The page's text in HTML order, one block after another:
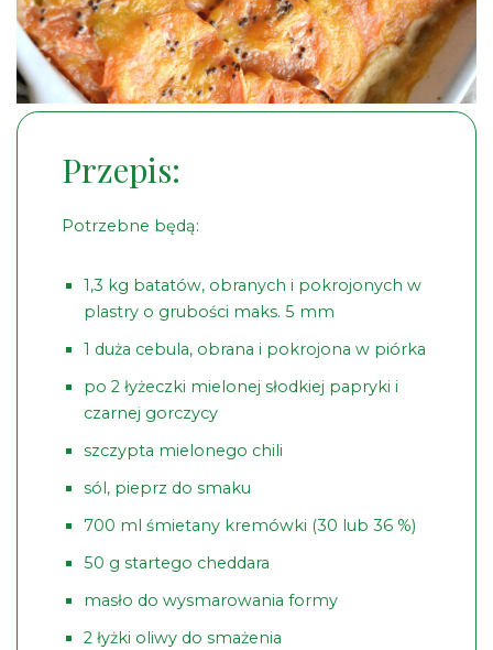
Przepis:
Potrzebne będą:
1,3 kg batatów, obranych i pokrojonych w
plastry o grubości maks. 5 mm
1 duża cebula, obrana i pokrojona w piórka
po 2 łyżeczki mielonej słodkiej papryki i
czarnej gorczycy
szczypta mielonego chili
sól, pieprz do smaku
700 ml śmietany kremówki (30 lub 36 %)
50 g startego cheddara
masło do wysmarowania formy
2 łyżki oliwy do smażenia